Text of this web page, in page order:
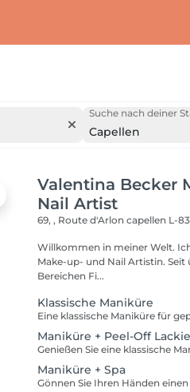
Suche nach deiner
Capellen
Valentina Becker
Nail Artist
69, , Route d'Arloncapellen L-
Willkommen in meiner Welt. Ich bin Valentina Becker, professionelle
Make-up- und Nail Artistin. Seit über 13 Jahren arbeite ich in den
Bereichen Fi...
Klassische Maniküre
Maniküre + Peel-Off
Maniküre + Spa